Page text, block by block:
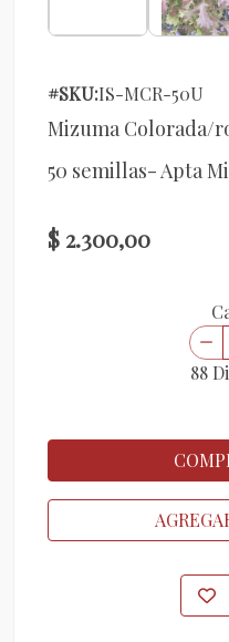
#SKU:IS-MCR-50U
Mizuma Colorada/
50 semillas- Apta
$ 2.300,00
88